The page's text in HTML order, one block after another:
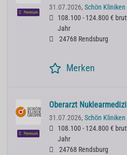
Premium
31.07.2026, Schön Kliniken
108.100 - 124.800 €
Jahr
24768 Rendsburg
Merken
Premium
Oberarzt
31.07.2026, Schön Kliniken
108.100 - 124.800 €
Jahr
24768 Rendsburg